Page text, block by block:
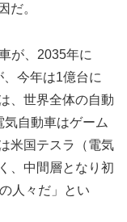
だ。
が、2035年に
今年は1億台に
、世界全体の自動
自動車はゲーム
米国テスラ（電気
、中間層となり初
人々だ」とい